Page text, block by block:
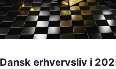
Dansk erhvervsliv i